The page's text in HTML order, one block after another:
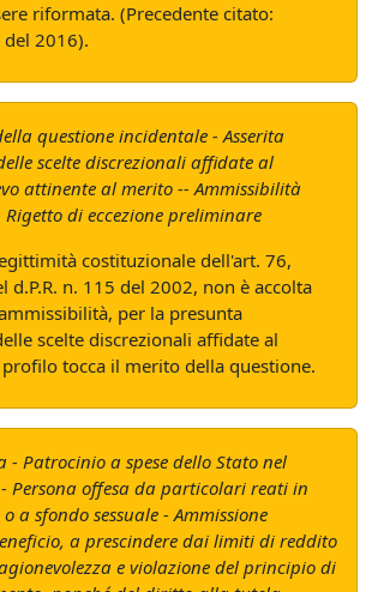
riformata. (Precedente citato:
2016).
questione incidentale - Asserita
scelte discrezionali affidate al
attinente al merito -- Ammissibilità
di eccezione preliminare
costituzionale dell'art. 76,
d.P.R. n. 115 del 2002, non è accolta
per la presunta
scelte discrezionali affidate al
profilo tocca il merito della questione.
- Patrocinio a spese dello Stato nel
Persona offesa da particolari reati in
a sfondo sessuale - Ammissione
a prescindere dai limiti di reddito
e violazione del principio di